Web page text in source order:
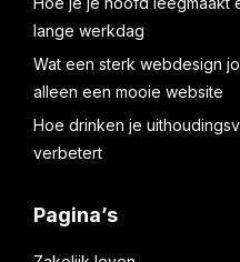
lange werkdag
Wat een sterk webdesign
alleen een mooie website
Hoe drinken je
verbetert
Pagina’s